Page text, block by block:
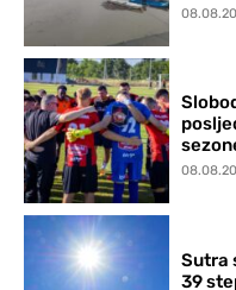
Sutra
39